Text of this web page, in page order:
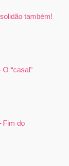
também!
“casal”
Fim do